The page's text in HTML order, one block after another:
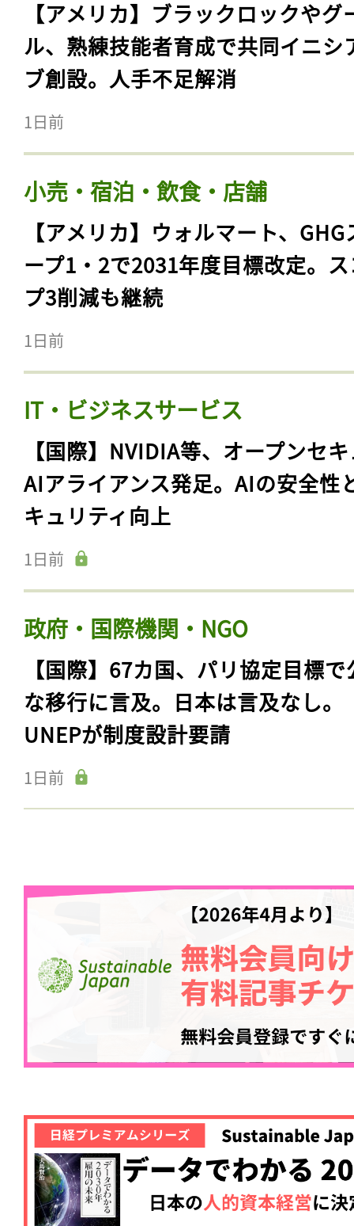
【アメリカ】ブラックロックやグ
ル、熟練技能者育成で共同イニシ
ブ創設。人手不足解消
1日前
小売・宿泊・飲食・店舗
【アメリカ】ウォルマート、GHG
ープ1・2で2031年度目標改定。
プ3削減も継続
1日前
IT・ビジネスサービス
【国際】NVIDIA等、オープンセ
AIアライアンス発足。AIの安全性
キュリティ向上
1日前
政府・国際機関・NGO
【国際】67カ国、パリ協定目標で
な移行に言及。日本は言及なし。
UNEPが制度設計要請
1日前